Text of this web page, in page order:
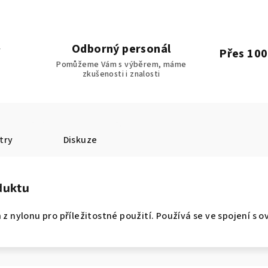
Odborný personál
Pomůžeme Vám s výběrem, máme
zkušenosti i znalosti
Přes
Diskuze
nylonu pro příležitostné použití. Používá se ve spojení s